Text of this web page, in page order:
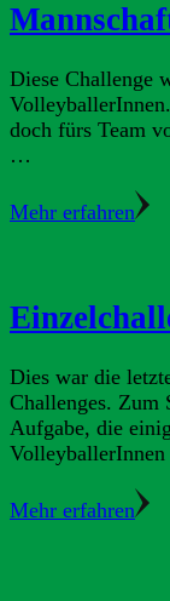
Diese Challenge
doch fürs Team
…
Mehr erfahren
Dies war die
Challenges. Zum
Aufgabe, die
Mehr erfahren